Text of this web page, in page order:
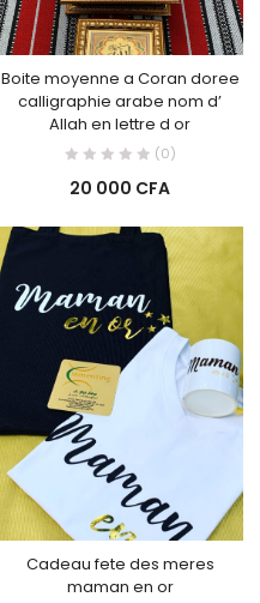
Boite moyenne a Coran doree
calligraphie arabe nom d’
Allah en lettre d or
(0)
20 000 CFA
Cadeau fete des meres
maman en or